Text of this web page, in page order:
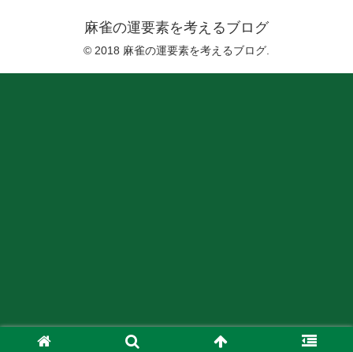
麻雀の運要素を考えるブログ
© 2018 麻雀の運要素を考えるブログ.